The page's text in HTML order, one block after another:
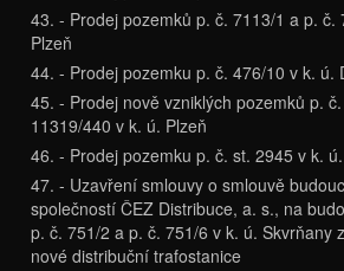
43. - Prodej pozemků p. č. 7113/1 a p. č.
Plzeň
44. - Prodej pozemku p. č. 476/10 v k. ú.
45. - Prodej nově vzniklých pozemků p.
11319/440 v k. ú. Plzeň
46. - Prodej pozemku p. č. st. 2945 v k.
47. - Uzavření smlouvy o smlouvě
společností ČEZ Distribuce, a. s., na
p. č. 751/2 a p. č. 751/6 v k. ú. Skvrňany
nové distribuční trafostanice